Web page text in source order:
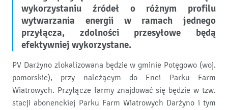
wykorzystaniu źródeł o różnym profilu
wytwarzania energii w ramach jednego
przyłącza, zdolności przesyłowe będą
efektywniej wykorzystane.
PV Darżyno zlokalizowana będzie w gminie Potęgowo (woj.
pomorskie), przy należącym do Enei Parku Farm
Wiatrowych. Przyłącze farmy znajdować się będzie w tzw.
stacji abonenckiej Parku Farm Wiatrowych Darżyno i tym